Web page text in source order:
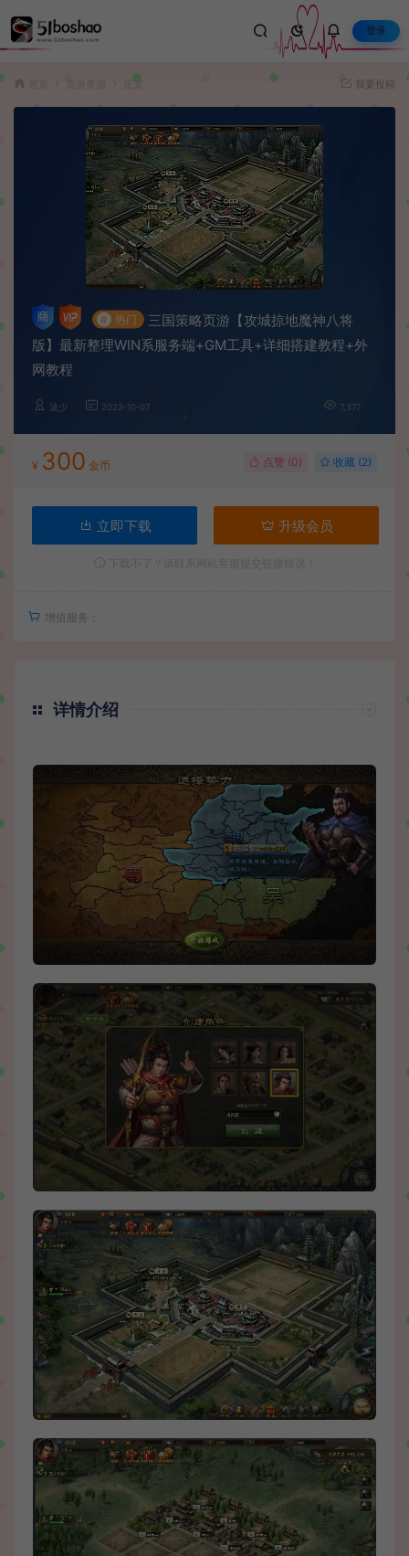
登录
页游资源 正文 我要投稿
# 热门
三国策略页游【攻城掠地魔神八将
版】最新整理WIN系服务端+GM工具+详细搭建教程+外
网教程
波少 2023-10-07 7,377
¥ 300 金币 点赞 (0) 收藏 (2)
立即下载 升级会员
增值服务：
详情介绍